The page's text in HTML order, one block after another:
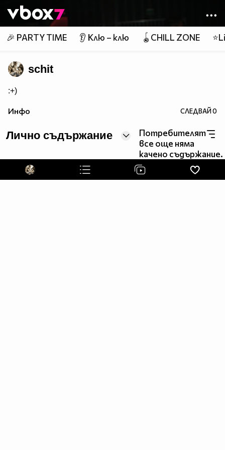
👾
🎉 PARTY TIME 👂 Клю – клю 🪀CHILL ZONE
schit
:+)
Инфо СЛЕДВАЙ0
Лично съдържание
Потребителят
все още няма
качено съдържание.